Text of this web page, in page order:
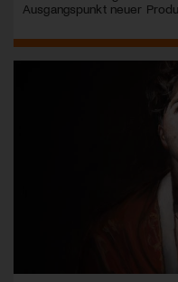
Ausgangspunkt neuer